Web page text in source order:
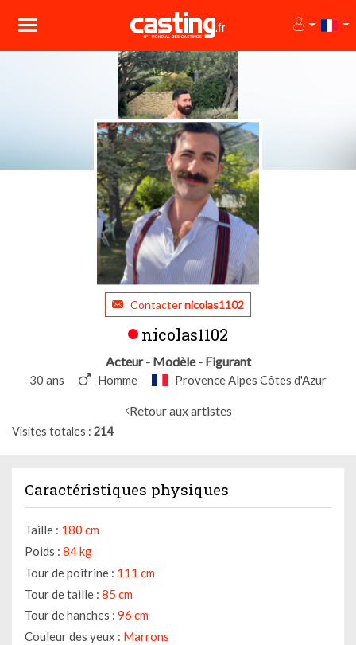
Contacternicolas1102
nicolas1102
Acteur - Modèle - Figurant
30 ans Homme Provence Alpes Côtes d'Azur
Retour aux artistes
Visites totales 214
Caractéristiques physiques
Taille : 180 cm
Poids : 84 kg
Tour de poitrine : 111 cm
Tour de taille : 85 cm
Tour de hanches : 96 cm
Couleur des yeux : Marrons